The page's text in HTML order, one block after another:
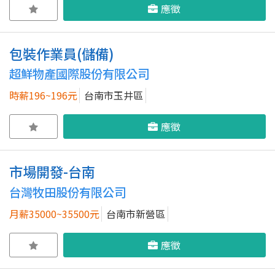
應徵
包裝作業員(儲備)
超鮮物產國際股份有限公司
時薪196~196元 台南市玉井區
應徵
市場開發-台南
台灣牧田股份有限公司
月薪35000~35500元 台南市新營區
應徵